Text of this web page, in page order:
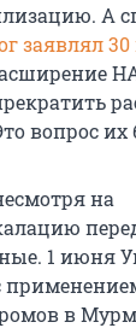
А
заявлял
вопрос их
на
1 июня
в